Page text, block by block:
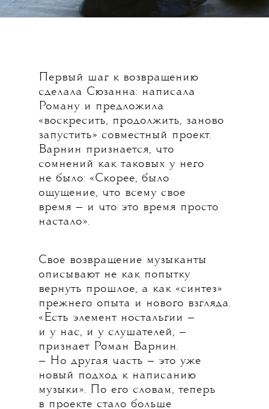
Первый шаг к возвращению
сделала Сюзанна: написала
Роману и предложила
«воскресить, продолжить, заново
запустить» совместный проект.
Варнин признается, что
сомнений как таковых у него
не было: «Скорее, было
ощущение, что всему свое
время — и что это время просто
настало».
Свое возвращение музыканты
описывают не как попытку
вернуть прошлое, а как «синтез»
прежнего опыта и нового взгляда.
«Есть элемент ностальгии —
и у нас, и у слушателей, —
признает Роман Варнин.
— Но другая часть — это уже
новый подход к написанию
музыки». По его словам, теперь
в проекте стало больше